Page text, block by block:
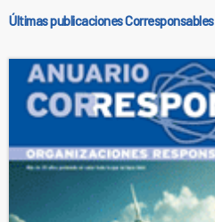
Últimas publicaciones Corresponsables